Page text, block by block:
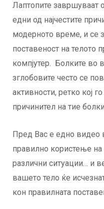
Лаптопите завршуваат
едни од најчестите
модерното време, и се
поставеност на телото
компјутер. Болките во
зглобовите често се
активности, ретко кој
причинител на тие
Пред Вас е едно видео
правилно користење
различни ситуации… и
вашето тело ќе
кон правилната